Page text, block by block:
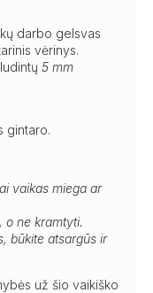
darbo gelsvas
vėrinys.
5 mm
gintaro.
vaikas miega ar
o ne kramtyti.
būkite atsargūs ir
už šio vaikiško